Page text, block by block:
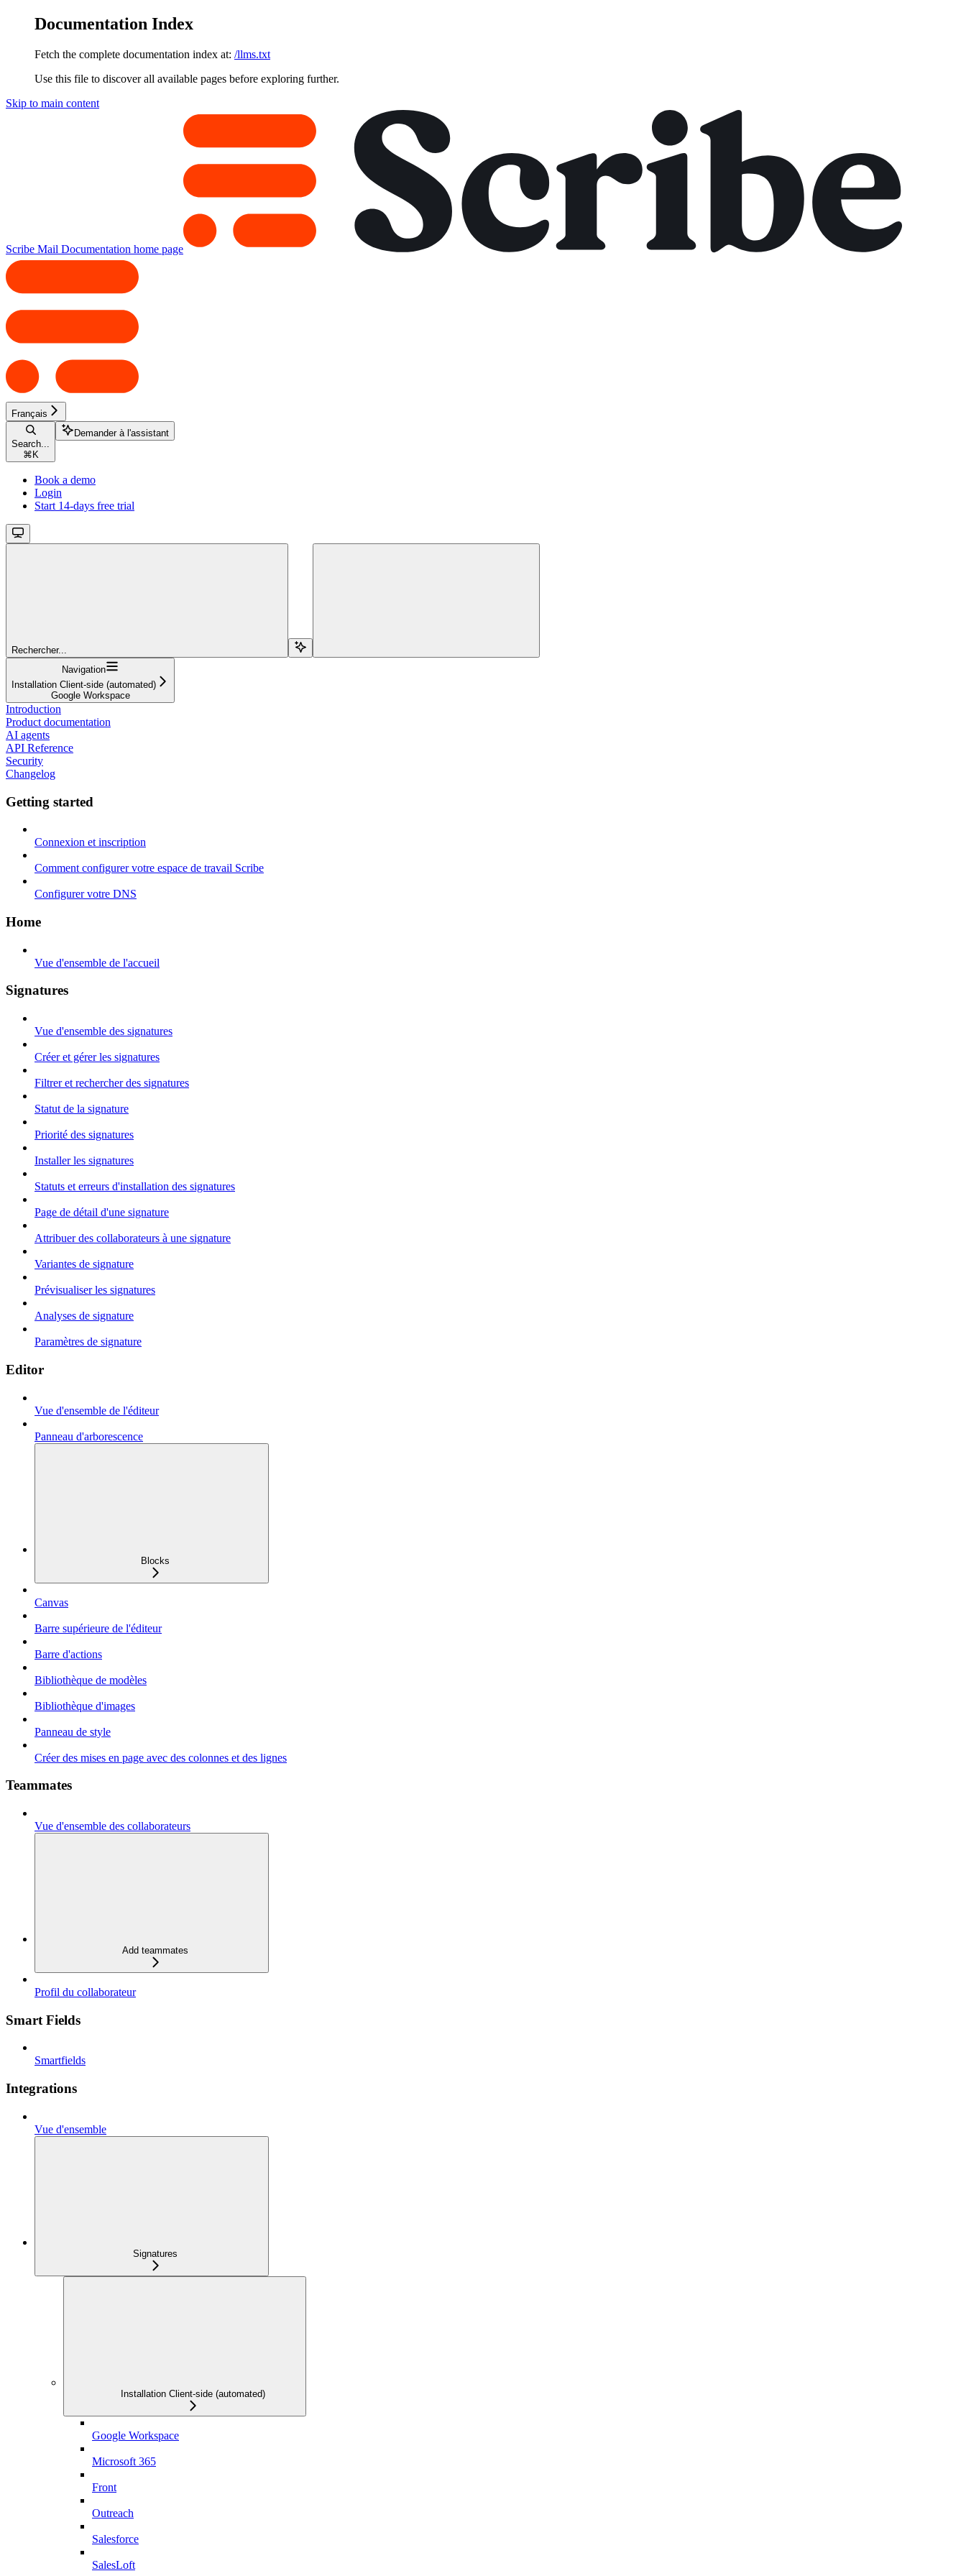
Documentation Index
Fetch the complete documentation index at: /llms.txt
Use this file to discover all available pages before exploring further.
Skip to main content
Scribe Mail Documentation home page
Français
Search...
⌘ K
Demander à l'assistant
Book a demo
Login
Start 14-days free trial
Rechercher...
Navigation
Installation Client-side (automated)
Google Workspace
Introduction
Product documentation
AI agents
API Reference
Security
Changelog
Getting started
Connexion et inscription
Comment configurer votre espace de travail Scribe
Configurer votre DNS
Home
Vue d'ensemble de l'accueil
Signatures
Vue d'ensemble des signatures
Créer et gérer les signatures
Filtrer et rechercher des signatures
Statut de la signature
Priorité des signatures
Installer les signatures
Statuts et erreurs d'installation des signatures
Page de détail d'une signature
Attribuer des collaborateurs à une signature
Variantes de signature
Prévisualiser les signatures
Analyses de signature
Paramètres de signature
Editor
Vue d'ensemble de l'éditeur
Panneau d'arborescence
Blocks
Canvas
Barre supérieure de l'éditeur
Barre d'actions
Bibliothèque de modèles
Bibliothèque d'images
Panneau de style
Créer des mises en page avec des colonnes et des lignes
Teammates
Vue d'ensemble des collaborateurs
Add teammates
Profil du collaborateur
Smart Fields
Smartfields
Integrations
Vue d'ensemble
Signatures
Installation Client-side (automated)
Google Workspace
Microsoft 365
Front
Outreach
Salesforce
SalesLoft